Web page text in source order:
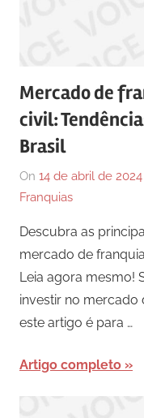
seus
vários
púbicos.
Mercado de
civil:
Brasil
On 14 de abril de 2024
Franquias
Descubra as
mercado de
Leia agora mesmo!
investir no mercado
este artigo é para …
Artigo completo